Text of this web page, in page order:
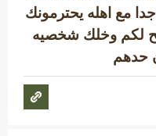
مع اهله يحترمونك
لكم وخلك شخصيه
حدهم